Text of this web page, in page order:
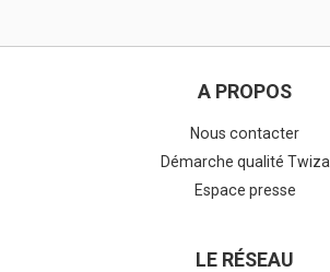
A PROPOS
Nous contacter
Démarche qualité Twiza
Espace presse
LE RÉSEAU